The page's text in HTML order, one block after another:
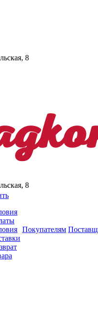
8
8
Покупателям